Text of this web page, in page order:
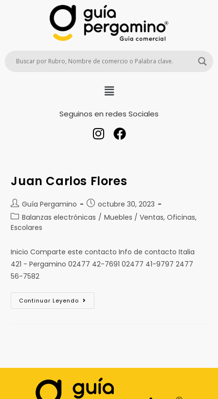
Seguinos en redes Sociales
Juan Carlos Flores
Guía Pergamino
octubre 30, 2023
Balanzas electrónicas / Muebles / Ventas, Oficinas,
Escolares
Inicio Comparte este contacto Info de contacto Italia
421 - Pergamino 02477 42-7691 02477 41-9797 2477
56-7582
Continuar Leyendo